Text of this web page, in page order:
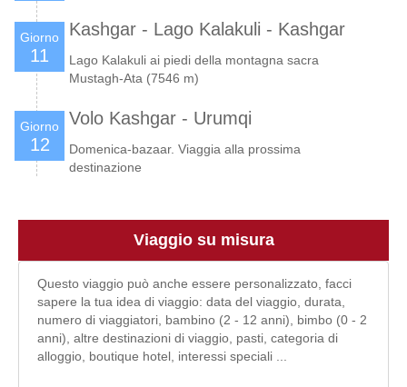
Giorno
11
Kashgar - Lago Kalakuli - Kashgar
Lago Kalakuli ai piedi della montagna sacra
Mustagh-Ata (7546 m)
Giorno
12
Volo Kashgar - Urumqi
Domenica-bazaar. Viaggia alla prossima
destinazione
Viaggio su misura
Questo viaggio può anche essere personalizzato, facci
sapere la tua idea di viaggio: data del viaggio, durata,
numero di viaggiatori, bambino (2 - 12 anni), bimbo (0 - 2
anni), altre destinazioni di viaggio, pasti, categoria di
alloggio, boutique hotel, interessi speciali ...